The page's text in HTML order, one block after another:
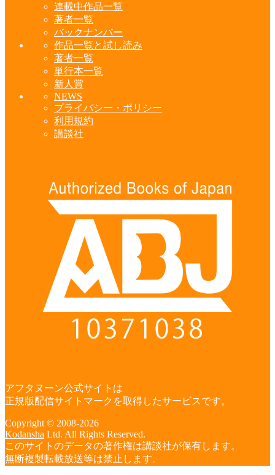
連載中作品一覧
著者一覧
バックナンバー
作品一覧と試し読み
著者一覧
単行本一覧
新人賞
NEWS
プライバシー・ポリシー
利用規約
講談社
アフタヌーン公式サイトは
正規版配信サイトマークを取得したサービスです。
Copyright © 2008-2026
Kodansha Ltd. All Rights Reserved.
このサイトのデータの著作権は講談社が保有します。
無断複製転載放送等は禁止します。